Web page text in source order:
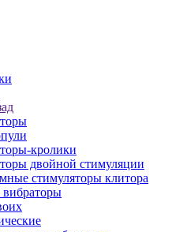
кролики
двойной стимуляции
стимуляторы клитора